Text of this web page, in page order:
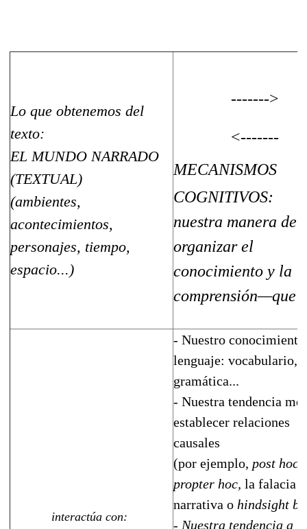
Lo que obtenemos del
texto:
EL MUNDO NARRADO
(TEXTUAL)
(ambientes,
acontecimientos,
personajes, tiempo,
espacio...)
------->
<-------
MECANISMOS
COGNITIVOS:
nuestra manera de
organizar el
conocimiento y la
comprensión—que
interactúa con:
- Nuestro
lenguaje: vocabulario,
gramática...
- Nuestra tendencia
establecer relaciones
causales
(por ejemplo, post hoc
propter hoc, la falacia
narrativa o hindsight
- Nuestra tendencia a